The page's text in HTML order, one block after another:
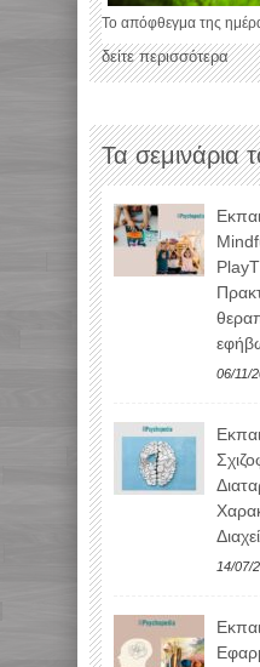
Το απόφθεγμα της
δείτε περισσότερα
Τα σεμινάρια
06/11/
14/07/